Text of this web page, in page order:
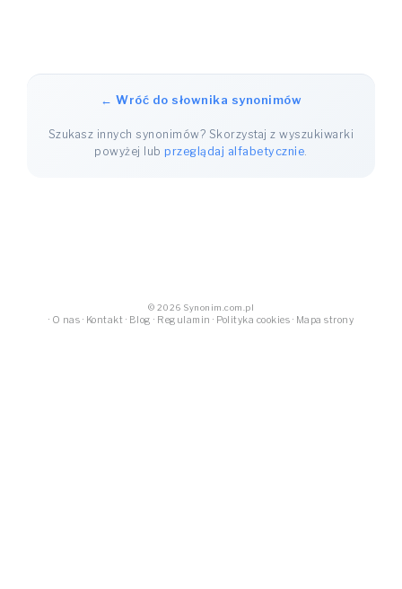
← Wróć do słownika synonimów
Szukasz innych synonimów? Skorzystaj z wyszukiwarki
powyżej lubprzeglądaj alfabetycznie.
© 2026 Synonim.com.pl
· O nas · Kontakt · Blog · Regulamin · Polityka cookies · Mapa strony